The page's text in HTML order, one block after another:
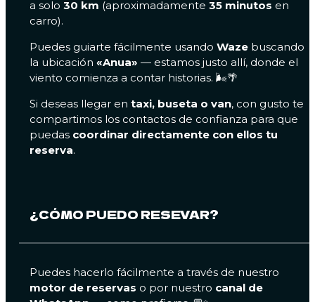
a solo30 km (aproximadamente35 minutos en
carro).
Puedes guiarte fácilmente usandoWaze buscando
la ubicación«Anua» — estamos justo allí, donde el
viento comienza a contar historias. 🌬️🌴
Si deseas llegar entaxi, buseta o van, con gusto te
compartimos los contactos de confianza para que
puedas coordinar directamente con ellos tu
reserva.
¿CÓMO PUEDO RESEVAR?
Puedes hacerlo fácilmente a través de nuestro
motor de reservas o por nuestro canal de